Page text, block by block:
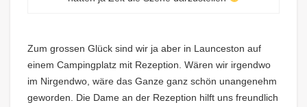
Zum grossen Glück sind wir ja aber in Launceston auf
einem Campingplatz mit Rezeption. Wären wir irgendwo
im Nirgendwo, wäre das Ganze ganz schön unangenehm
geworden. Die Dame an der Rezeption hilft uns freundlich